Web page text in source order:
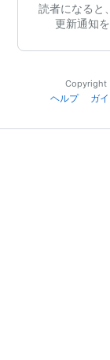
読者になると
更新通知
Copyright
ヘルプ
ガ